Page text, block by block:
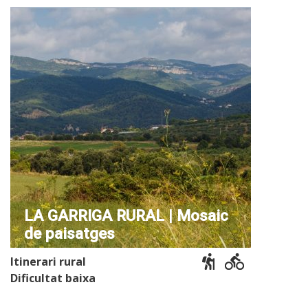
LA GARRIGA RURAL | Mosaic
de paisatges
Itinerari rural
Dificultat baixa